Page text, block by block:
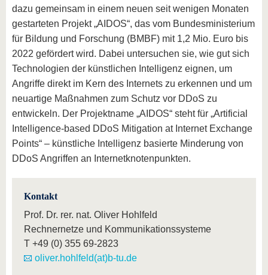
dazu gemeinsam in einem neuen seit wenigen Monaten
gestarteten Projekt „AIDOS“, das vom Bundesministerium
für Bildung und Forschung (BMBF) mit 1,2 Mio. Euro bis
2022 gefördert wird. Dabei untersuchen sie, wie gut sich
Technologien der künstlichen Intelligenz eignen, um
Angriffe direkt im Kern des Internets zu erkennen und um
neuartige Maßnahmen zum Schutz vor DDoS zu
entwickeln. Der Projektname „AIDOS“ steht für „Artificial
Intelligence-based DDoS Mitigation at Internet Exchange
Points“ – künstliche Intelligenz basierte Minderung von
DDoS Angriffen an Internetknotenpunkten.
Kontakt
Prof. Dr. rer. nat. Oliver Hohlfeld
Rechnernetze und Kommunikationssysteme
T +49 (0) 355 69-2823
oliver.hohlfeld(at)b-tu.de